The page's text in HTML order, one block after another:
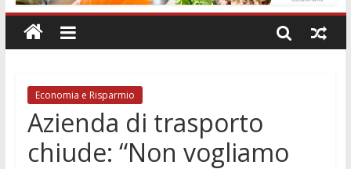
Notizie di Padova alle ore 23: maltrattamenti, arresto a
Limena e progetto Cool Shop
Economia e Risparmio
Azienda di trasporto
chiude: “Non vogliamo